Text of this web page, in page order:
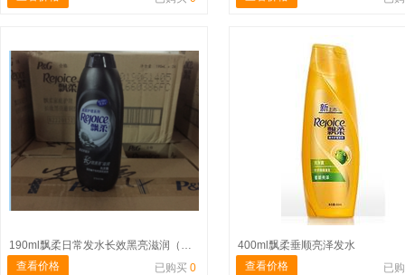
190ml飘柔日常发水长效黑亮滋润（降价）
查看价格
已购买 0
400ml飘柔垂顺亮泽发水
查看价格
已